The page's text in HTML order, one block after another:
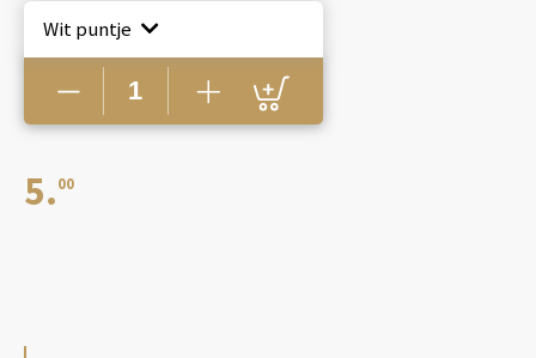
Wit puntje
Broodje
Kwekkeboom
kroket
aantal
5. 00